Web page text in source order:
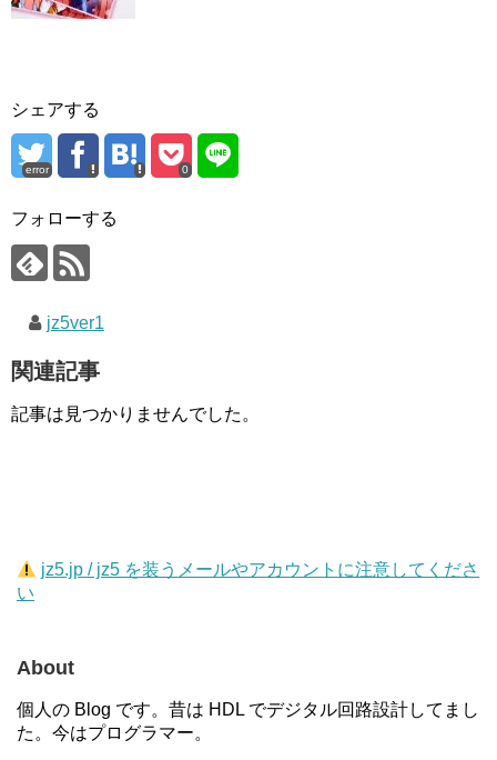
シェアする
error 0
フォローする
jz5ver1
関連記事
記事は見つかりませんでした。
jz5.jp / jz5 を装うメールやアカウントに注意してくださ
い
About
個人の Blog です。昔は HDL でデジタル回路設計してまし
た。今はプログラマー。